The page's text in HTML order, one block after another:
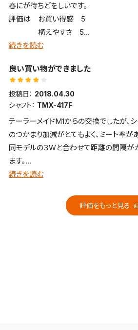
春にが待ちどをしいです。
評価は お買い得感 5
構えやすさ 5
やさしさ 1 まだ打ってません取
飛距離 1 まだ打ってません取
春になったら再評価いたします。
５番・７番・９番 三本購入しましたが同じ
続きを読む
良い買い物ができました
投稿日： 2018.04.30
シャフト： TMX-417F
テーラーメイドM1からの交換でしたが、シ
のつかまり加減がとてもよく、ミート率が
同モデルの３Wと合わせて距離の間隔が
ます。
まだ練習場でしか試していないので、現
続きを読む
評価をもっと見る